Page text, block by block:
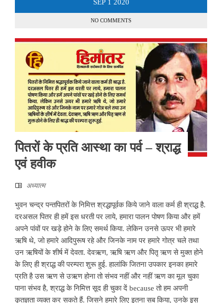
SEP 1 2020
NO COMMENTS
पितरों के प्रति आस्था का पर्व – श्राद्ध
एवं हवीक
अध्यात्म
भुवन चन्द्र पन्तपितरों के निमित्त श्रद्धापूर्वक किये जाने वाला कर्म ही श्राद्ध है.
दरअसल पितर ही हमें इस धरती पर लाये, हमारा पालन पोषण किया और हमें
अपने पांवों पर खड़े होने के लिए समर्थ किया. लेकिन उनसे ऊपर भी हमारे
ऋषि थे, जो हमारे आदिपुरूष रहे और जिनके नाम पर हमारे गोत्र चले तथा
उन ऋषियों के शीर्ष में देवता. देवऋण, ऋषि ऋण और पितृ ऋण से मुक्त होने
के लिए ही श्राद्ध की परम्परा शुरू हुई. हालांकि जितना उपकार इनका हमारे
प्रति है उस ऋण से उऋण होना तो संभव नहीं और नहीं ऋण का मूल चुका
पाना संभव है, श्राद्ध के निमित्त सूद ही चुका दें because तो हम अपनी
कृतज्ञता व्यक्त कर सकते हैं. जिसने हमारे लिए इतना सब किया, उनके इस